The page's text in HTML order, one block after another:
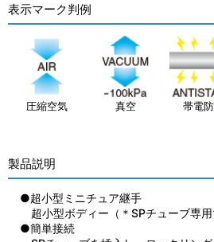
表示マーク判例
圧縮空気 真空 帯電
製品説明
●超小型ミニチュア継手
超小型ボディー（＊SPチューブ専用
●簡単接続